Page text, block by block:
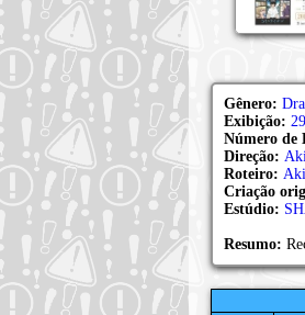
Gênero:
Exibição:
Número de
Direção:
Roteiro:
Criação
Estúdio:
Resumo: